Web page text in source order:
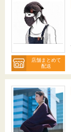
店舗まとめて
配送